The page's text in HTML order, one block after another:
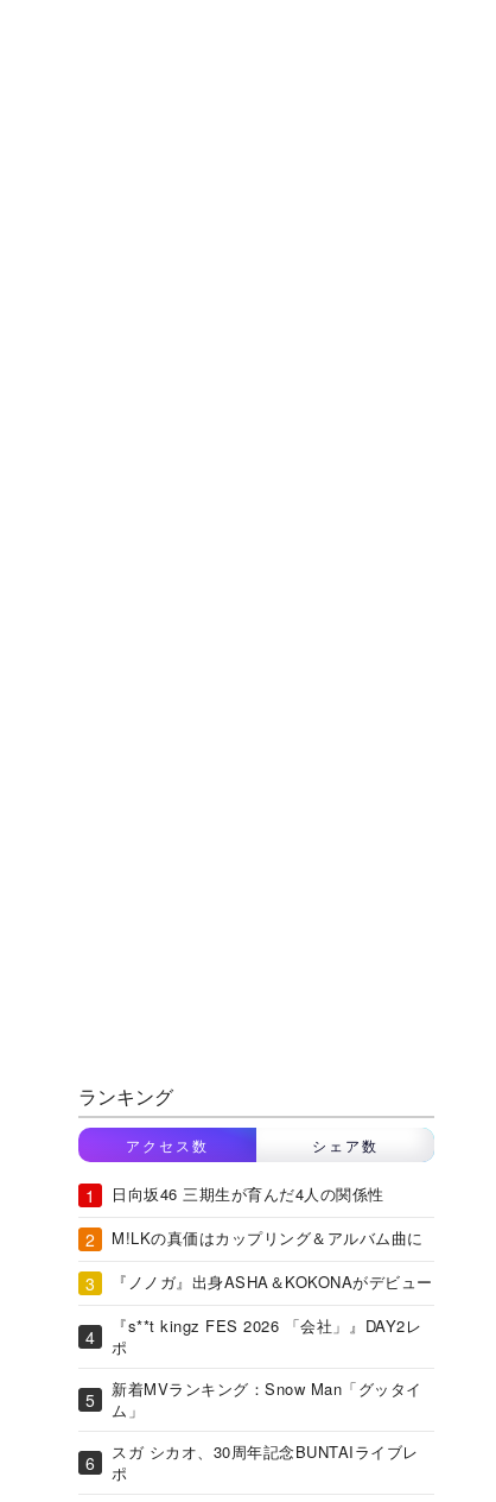
ランキング
アクセス数 シェア数
日向坂46 三期生が育んだ4人の関係性
M!LKの真価はカップリング＆アルバム曲に
『ノノガ』出身ASHA＆KOKONAがデビュー
『s**t kingz FES 2026 「会社」』DAY2レ
ポ
新着MVランキング：Snow Man「グッタイ
ム」
スガ シカオ、30周年記念BUNTAIライブレ
ポ